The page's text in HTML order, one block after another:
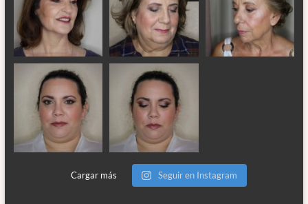
Cargar más Seguir en Instagram